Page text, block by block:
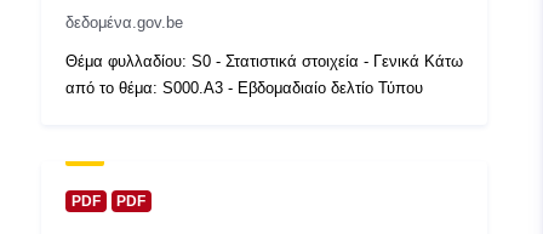
Αρχείο
Προστίθεται στο data.europa.eu:
δεδομένα.gov.be
Θέμα φυλλαδίου: S0 - Στατιστικά στοιχεία - Γενικά Κάτω
από το θέμα: S000.A3 - Εβδομαδιαίο δελτίο Τύπου
PDF PDF